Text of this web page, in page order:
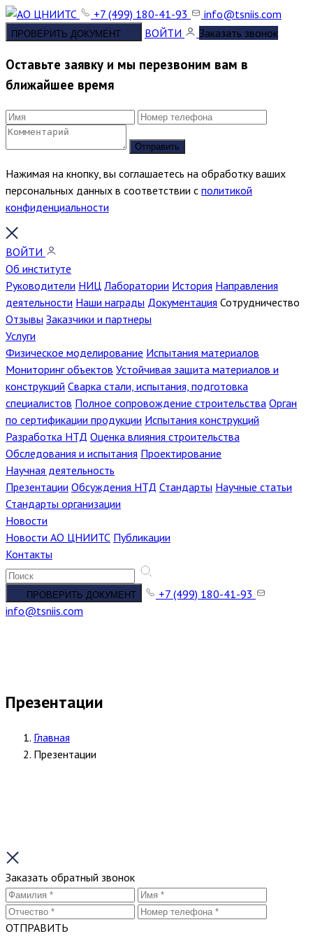
+7 (499) 180-41-93 info@tsniis.com
ПРОВЕРИТЬ ДОКУМЕНТ ВОЙТИ Заказать звонок
Оставьте заявку и мы перезвоним вам в
ближайшее время
Отправить
Нажимая на кнопку, вы соглашаетесь на обработку ваших
персональных данных в соответствии с политикой
конфиденциальности
ВОЙТИ
Об институте
Руководители НИЦ Лаборатории История Направления
деятельности Наши награды Документация Сотрудничество
Отзывы Заказчики и партнеры
Услуги
Физическое моделирование Испытания материалов
Мониторинг объектов Устойчивая защита материалов и
конструкций Сварка стали, испытания, подготовка
специалистов Полное сопровождение строительства Орган
по сертификации продукции Испытания конструкций
Разработка НТД Оценка влияния строительства
Обследования и испытания Проектирование
Научная деятельность
Презентации Обсуждения НТД Стандарты Научные статьи
Стандарты организации
Новости
Новости АО ЦНИИТС Публикации
Контакты
ПРОВЕРИТЬ ДОКУМЕНТ
+7 (499) 180-41-93
info@tsniis.com
Презентации
Главная
Презентации
Заказать обратный звонок
ОТПРАВИТЬ